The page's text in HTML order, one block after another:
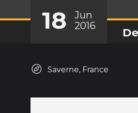
18
Jun
2016
Saverne, France